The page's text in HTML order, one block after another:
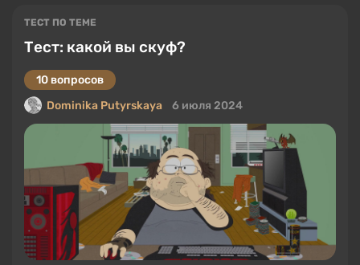
ТЕСТ ПО ТЕМЕ
Тест: какой вы скуф?
10 вопросов
Dominika Putyrskaya
6 июля 2024